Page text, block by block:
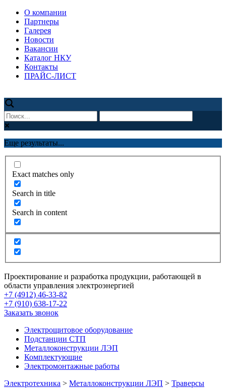
О компании
Партнеры
Галерея
Новости
Вакансии
Каталог НКУ
Контакты
ПРАЙС-ЛИСТ
Еще результаты...
Exact matches only
Search in title
Search in content
Проектирование и разработка продукции, работающей в
области управления электроэнергией
+7 (4912) 46-33-82
+7 (910) 638-17-22
Заказать звонок
Электрощитовое оборудование
Подстанции СТП
Металлоконструкции ЛЭП
Комплектующие
Электромонтажные работы
Электротехника > Металлоконструкции ЛЭП > Траверсы